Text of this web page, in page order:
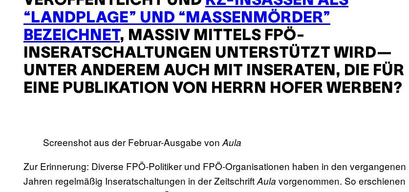
“LANDPLAGE” UND “MASSENMÖRDER”
BEZEICHNET, MASSIV MITTELS FPÖ-
INSERATSCHALTUNGEN UNTERSTÜTZT WIRD—
UNTER ANDEREM AUCH MIT INSERATEN, DIE FÜR
EINE PUBLIKATION VON HERRN HOFER WERBEN?
Screenshot aus der Februar-Ausgabe von Aula
Zur Erinnerung: Diverse FPÖ-Politiker und FPÖ-Organisationen haben in den vergangenen
Jahren regelmäßig Inseratschaltungen in der ZeitschriftAula vorgenommen. So erschienen